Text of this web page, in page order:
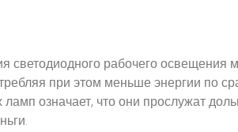
светодиодного рабочего освещения
при этом меньше энергии по
означает, что они прослужат